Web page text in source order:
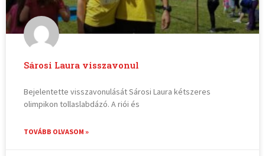
Sárosi Laura visszavonul
Bejelentette visszavonulását Sárosi Laura kétszeres
olimpikon tollaslabdázó. A riói és
TOVÁBB OLVASOM »